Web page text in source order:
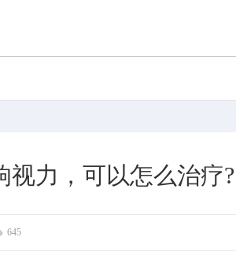
视力，可以怎么治疗?
645